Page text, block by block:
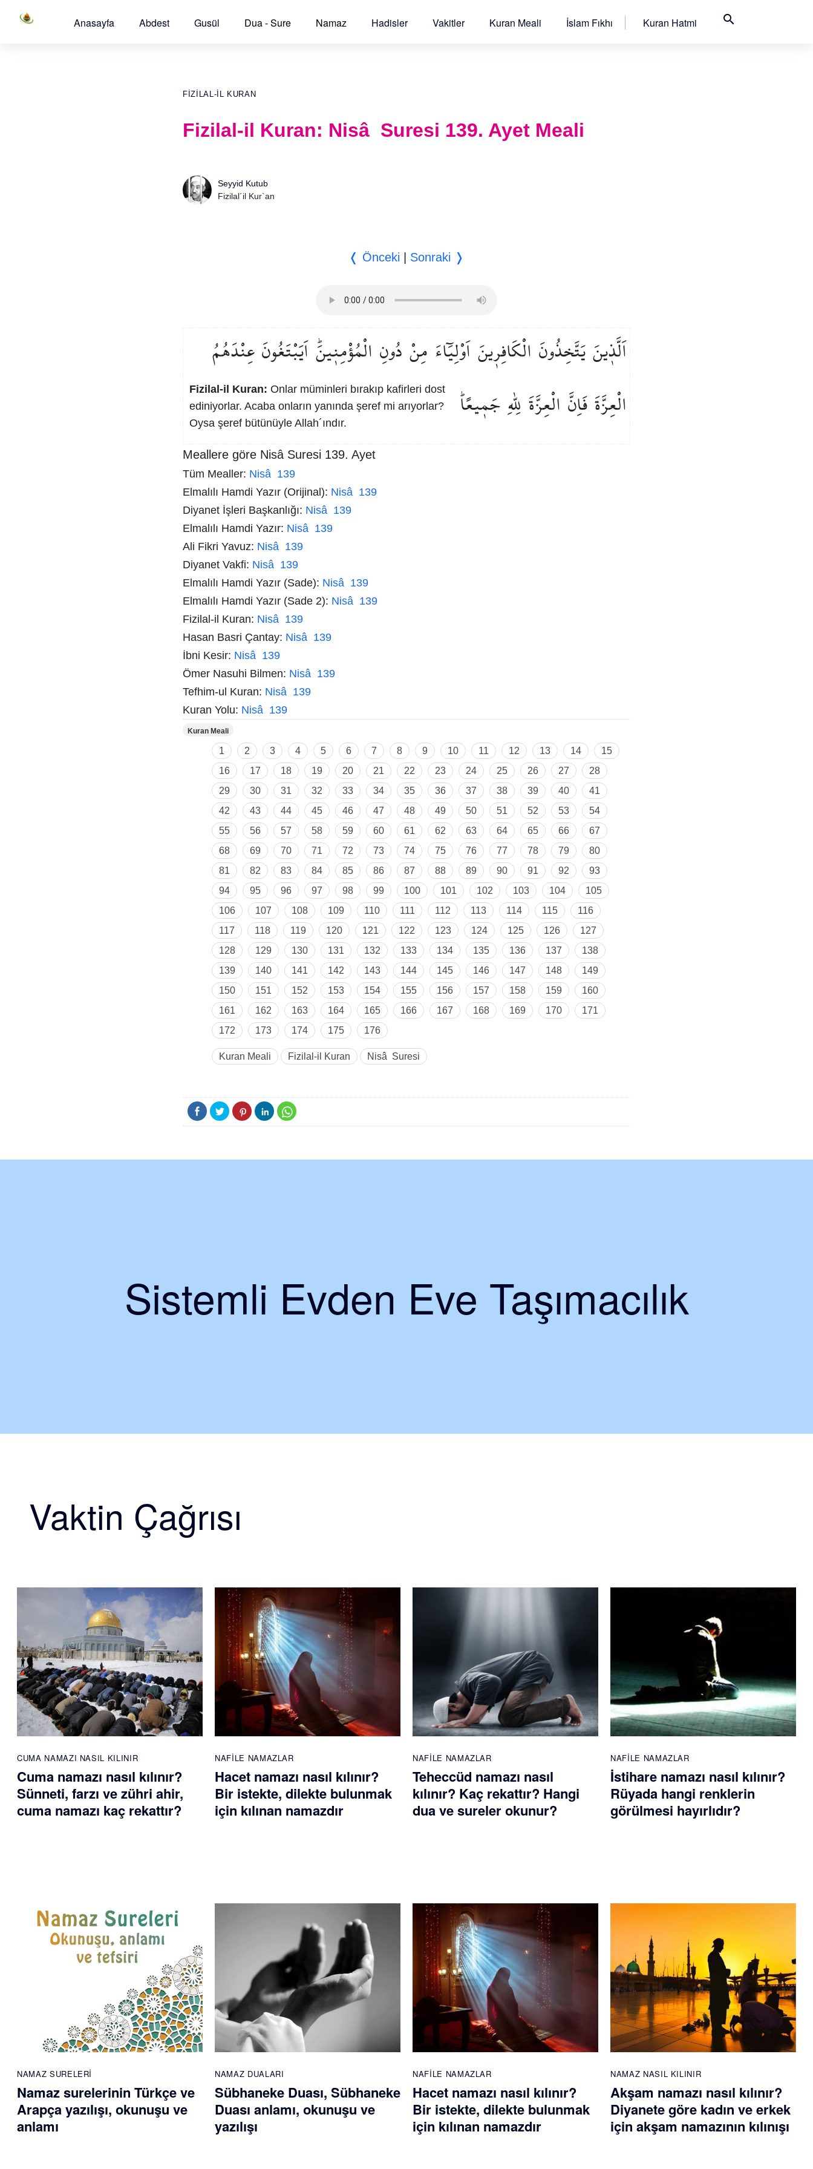
Anasayfa Abdest Gusül Dua - Sure Namaz Hadisler Vakitler Kuran Meali İslam Fıkhı Kuran Hatmi search
FIZILAL-IL KURAN
Fizilal-il Kuran: Nisâ Suresi 139. Ayet Meali
Seyyid Kutub
Fizilal´il Kur`an
❬ Önceki | Sonraki ❭
اَلَّذ۪ينَيَتَّخِذُونَ الْكَافِر۪ينَاَوْلِيَٓاءَ مِنْ دُونِ الْمُؤْمِن۪ينَۜاَيَبْتَغُونَعِنْدَهُمُ
الْعِزَّةَفَاِنَّ الْعِزَّةَ لِلّٰهِجَم۪يعًاۜ Fizilal-il Kuran: Onlar müminleri bırakıp kafirleri dost
ediniyorlar. Acaba onların yanında şeref mi arıyorlar?
Oysa şeref bütünüyle Allah´ındır.
Meallere göre Nisâ Suresi 139. Ayet
Tüm Mealler: Nisâ 139
Elmalılı Hamdi Yazır (Orijinal): Nisâ 139
Diyanet İşleri Başkanlığı: Nisâ 139
Elmalılı Hamdi Yazır: Nisâ 139
Ali Fikri Yavuz: Nisâ 139
Diyanet Vakfi: Nisâ 139
Elmalılı Hamdi Yazır (Sade): Nisâ 139
Elmalılı Hamdi Yazır (Sade 2): Nisâ 139
Fizilal-il Kuran: Nisâ 139
Hasan Basri Çantay: Nisâ 139
İbni Kesir: Nisâ 139
Ömer Nasuhi Bilmen: Nisâ 139
Tefhim-ul Kuran: Nisâ 139
Kuran Yolu: Nisâ 139
Kuran Meali
1 2 3 4 5 6 7 8 9 10 11 12 13 14
15
16
17 18 19 20 21 22 23 24 25 26 27
28
29
30 31 32 33 34 35 36 37 38 39 40
41
42
43 44 45 46 47 48 49 50 51 52 53
54
55
56 57 58 59 60 61 62 63 64 65 66
67
68
69 70 71 72 73 74 75 76 77 78 79
80
81
82 83 84 85 86 87 88 89 90 91 92
93
94
95 96 97 98 99 100 101 102 103 104
105
106
107 108 109 110 111 112 113 114 115
116
117
118 119 120 121 122 123 124 125 126
127
128
129 130 131 132 133 134 135 136 137
138
139
140 141 142 143 144 145 146 147 148
149
150
151 152 153 154 155 156 157 158 159
160
161
162 163 164 165 166 167 168 169 170
171
172
173 174 175 176
Kuran Meali Fizilal-il Kuran Nisâ Suresi
Sistemli Evden Eve Taşımacılık
Vaktin Çağrısı
CUMA NAMAZI NASIL KILINIR
Cuma namazı nasıl kılınır?
Sünneti, farzı ve zühri ahir,
cuma namazı kaç rekattır?
NAFILE NAMAZLAR
Hacet namazı nasıl kılınır?
Bir istekte, dilekte bulunmak
için kılınan namazdır
NAFILE NAMAZLAR
Teheccüd namazı nasıl
kılınır? Kaç rekattır? Hangi
dua ve sureler okunur?
NAFILE NAMAZLAR
İstihare namazı nasıl kılınır?
Rüyada hangi renklerin
görülmesi hayırlıdır?
NAMAZ SURELERI
Namaz surelerinin Türkçe ve
Arapça yazılışı, okunuşu ve
anlamı
NAMAZ DUALARI
Sübhaneke Duası, Sübhaneke
Duası anlamı, okunuşu ve
yazılışı
NAFILE NAMAZLAR
Hacet namazı nasıl kılınır?
Bir istekte, dilekte bulunmak
için kılınan namazdır
NAMAZ NASIL KILINIR
Akşam namazı nasıl kılınır?
Diyanete göre kadın ve erkek
için akşam namazının kılınışı